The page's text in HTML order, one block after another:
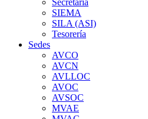
Secretaría
SIEMA
SILA (ASI)
Tesorería
Sedes
AVCO
AVCN
AVLLOC
AVOC
AVSOC
MVAE